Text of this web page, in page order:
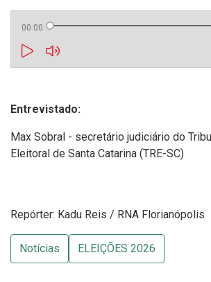
00:00
Entrevistado:
Max Sobral - secretário judiciário do
Eleitoral de Santa Catarina (TRE-SC)
Repórter: Kadu Reis / RNA Florianópolis
Notícias ELEIÇÕES 2026